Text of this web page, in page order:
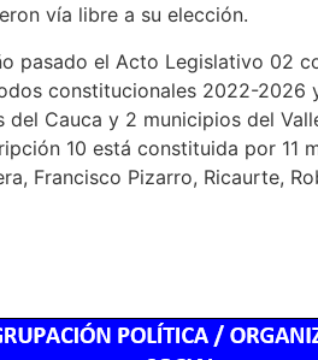
vía libre a su elección.
pasado el Acto Legislativo 02
constitucionales 2022-
Cauca y 2 municipios del
10 está constituida por 11
Francisco Pizarro, Ricaurte,